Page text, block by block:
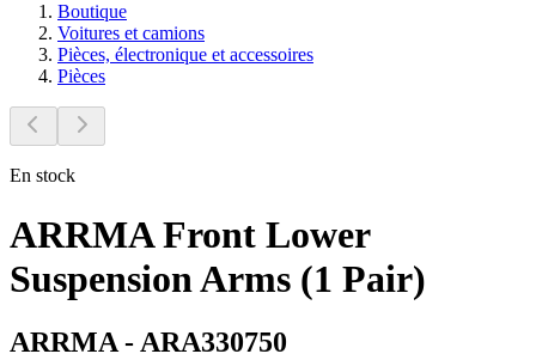
Boutique
Voitures et camions
Pièces, électronique et accessoires
Pièces
En stock
ARRMA Front Lower
Suspension Arms (1 Pair)
ARRMA - ARA330750